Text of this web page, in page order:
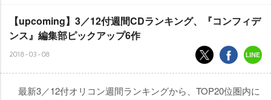
【upcoming】3／12付週間CDランキング、『コンフィデ
ンス』編集部ピックアップ6作
2018-03-08
最新3／12付オリコン週間ランキングから、TOP20位圏内に